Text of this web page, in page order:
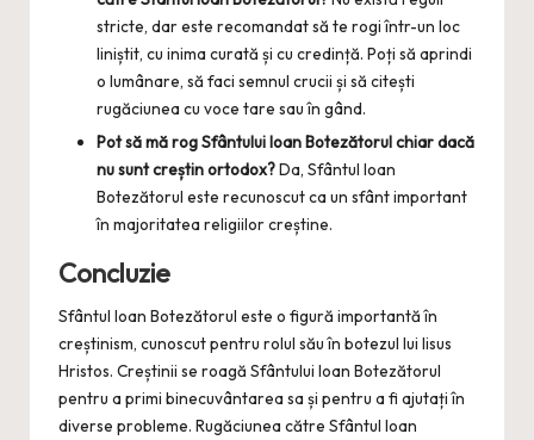
stricte, dar este recomandat să te rogi într-un loc
liniștit, cu inima curată și cu credință. Poți să aprindi
o lumânare, să faci semnul crucii și să citești
rugăciunea cu voce tare sau în gând.
Pot să mă rog Sfântului Ioan Botezătorul chiar dacă
nu sunt creștin ortodox?Da, Sfântul Ioan
Botezătorul este recunoscut ca un sfânt important
în majoritatea religiilor creștine.
Concluzie
Sfântul Ioan Botezătorul este o figură importantă în
creștinism, cunoscut pentru rolul său în botezul lui Iisus
Hristos. Creștinii se roagă Sfântului Ioan Botezătorul
pentru a primi binecuvântarea sa și pentru a fi ajutați în
diverse probleme. Rugăciunea către Sfântul Ioan